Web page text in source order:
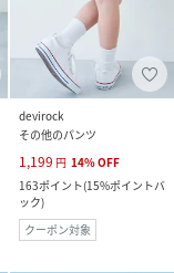
devirock
その他のパンツ
1,199 円 14%OFF
163ポイント(15%ポイントバ
ック)
クーポン対象